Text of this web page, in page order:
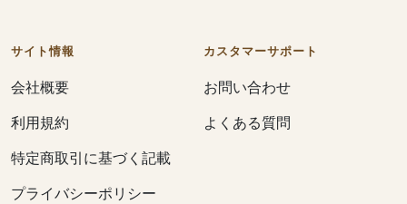
サイト情報
会社概要
利用規約
特定商取引に基づく記載
プライバシーポリシー
カスタマーサポート
お問い合わせ
よくある質問